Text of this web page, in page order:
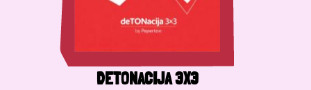
DETONACIJA 3X3